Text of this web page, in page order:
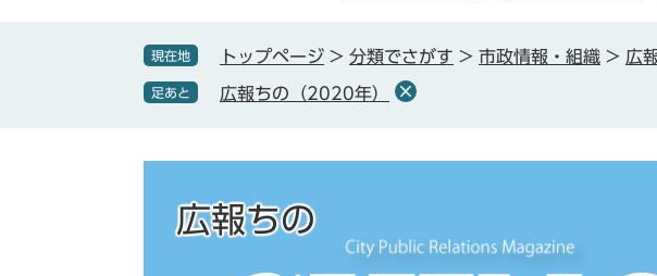
現在地 トップページ > 分類でさがす > 市政情報・組織 > 広
足あと 広報ちの（2020年）
広報ちの